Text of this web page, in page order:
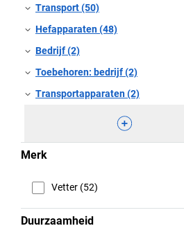
Transport (50)
Hefapparaten (48)
Bedrijf (2)
Toebehoren: bedrijf (2)
Transportapparaten (2)
Merk
Vetter (52)
Duurzaamheid